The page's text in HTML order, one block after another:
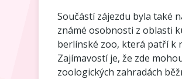
Součástí zájezdu byla také
známé osobnosti z oblasti
berlínské zoo, která patří k
Zajímavostí je, že zde
zoologických zahradách